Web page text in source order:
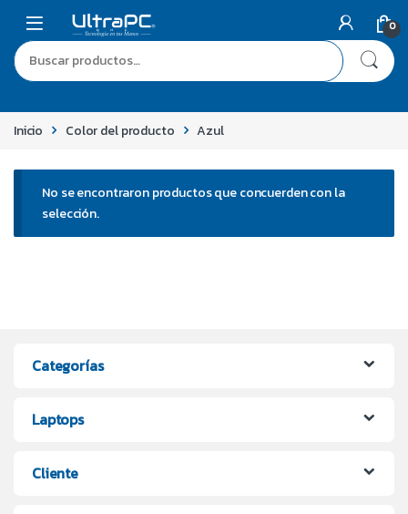
0
Inicio Color del producto Azul
No se encontraron productos que concuerden con la
selección.
Categorías
Laptops
Cliente